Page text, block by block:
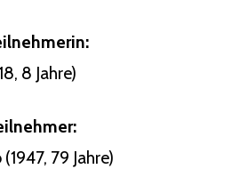
8 Jahre)
79 Jahre)